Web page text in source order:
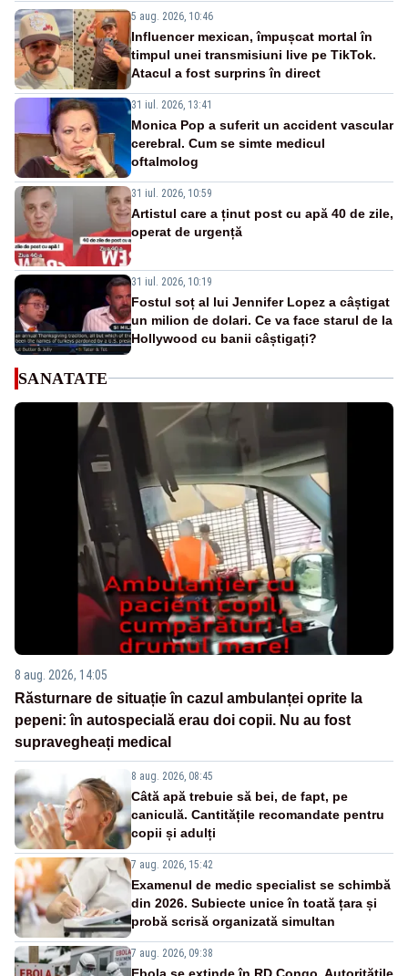
5 aug. 2026, 10:46
Influencer mexican, împușcat mortal în
timpul unei transmisiuni live pe TikTok.
Atacul a fost surprins în direct
31 iul. 2026, 13:41
Monica Pop a suferit un accident vascular
cerebral. Cum se simte medicul
oftalmolog
31 iul. 2026, 10:59
Artistul care a ținut post cu apă 40 de zile,
operat de urgență
31 iul. 2026, 10:19
Fostul soț al lui Jennifer Lopez a câștigat
un milion de dolari. Ce va face starul de la
Hollywood cu banii câștigați?
SANATATE
8 aug. 2026, 14:05
Răsturnare de situație în cazul ambulanței oprite la
pepeni: în autospecială erau doi copii. Nu au fost
supravegheați medical
8 aug. 2026, 08:45
Câtă apă trebuie să bei, de fapt, pe
caniculă. Cantitățile recomandate pentru
copii și adulți
7 aug. 2026, 15:42
Examenul de medic specialist se schimbă
din 2026. Subiecte unice în toată țara și
probă scrisă organizată simultan
7 aug. 2026, 09:38